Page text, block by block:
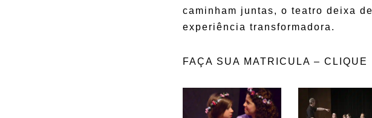
caminham juntas, o teatro deixa
experiência transformadora.
FAÇA SUA MATRICULA –